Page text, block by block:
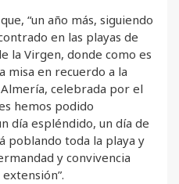
“un año más, siguiendo
en las playas de
la Virgen, donde como es
misa en recuerdo a la
celebrada por el
hemos podido
día espléndido, un día de
poblando toda la playa y
y convivencia